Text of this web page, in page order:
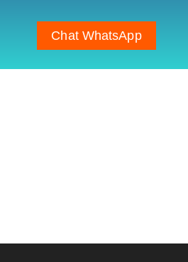
Chat WhatsApp